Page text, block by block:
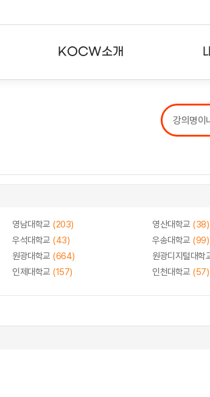
KOCW소개
수
영남대학교 (203) 영산대학교 (38)
우석대학교 (43) 우송대학교 (99)
원광대학교 (664) 원광디지털대학
인제대학교 (157) 인천대학교 (57)